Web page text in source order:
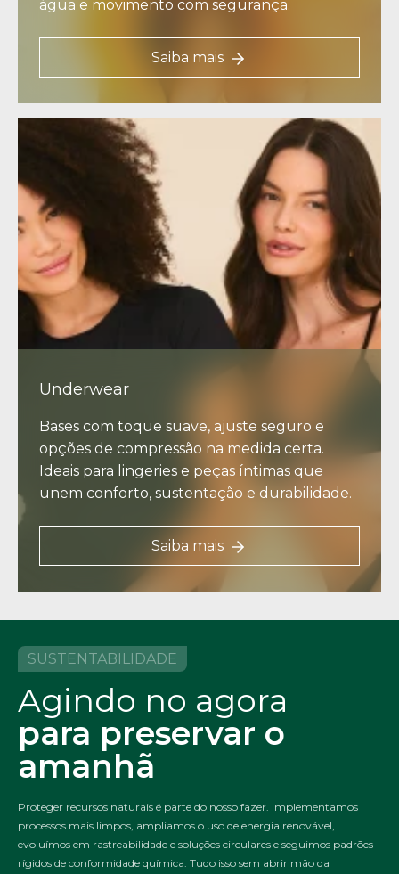
água e movimento com segurança.
Saiba mais
Underwear
Bases com toque suave, ajuste seguro e
opções de compressão na medida certa.
Ideais para lingeries e peças íntimas que
unem conforto, sustentação e durabilidade.
Saiba mais
SUSTENTABILIDADE
Agindo no agora
para preservar o
amanhã
Proteger recursos naturais é parte do nosso fazer. Implementamos
processos mais limpos, ampliamos o uso de energia renovável,
evoluímos em rastreabilidade e soluções circulares e seguimos padrões
rígidos de conformidade química. Tudo isso sem abrir mão da